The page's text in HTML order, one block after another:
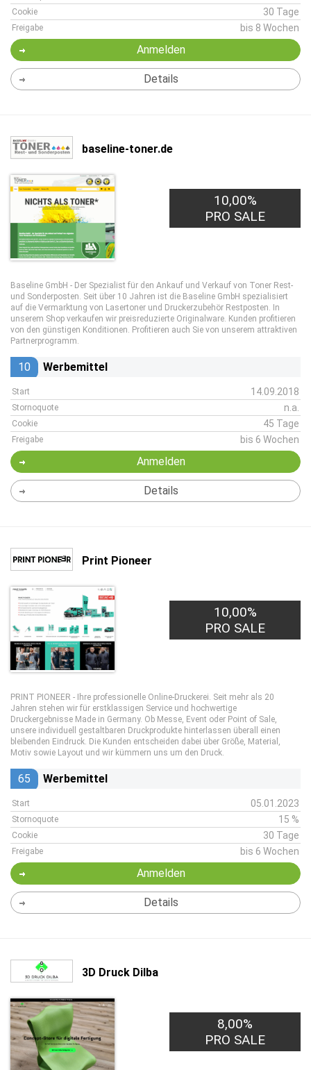
Cookie 30 Tage
Freigabe bis 8 Wochen
Anmelden
Details
baseline-toner.de
10,00%
PRO SALE
Baseline GmbH - Der Spezialist für den Ankauf und Verkauf von Toner Rest-
und Sonderposten. Seit über 10 Jahren ist die Baseline GmbH spezialisiert
auf die Vermarktung von Lasertoner und Druckerzubehör Restposten. In
unserem Shop verkaufen wir preisreduzierte Originalware. Kunden profitieren
von den günstigen Konditionen. Profitieren auch Sie von unserem attraktiven
Partnerprogramm.
10 Werbemittel
Start 14.09.2018
Stornoquote n.a.
Cookie 45 Tage
Freigabe bis 6 Wochen
Anmelden
Details
Print Pioneer
10,00%
PRO SALE
PRINT PIONEER - Ihre professionelle Online-Druckerei. Seit mehr als 20
Jahren stehen wir für erstklassigen Service und hochwertige
Druckergebnisse Made in Germany. Ob Messe, Event oder Point of Sale,
unsere individuell gestaltbaren Druckprodukte hinterlassen überall einen
bleibenden Eindruck. Die Kunden entscheiden dabei über Größe, Material,
Motiv sowie Layout und wir kümmern uns um den Druck.
65 Werbemittel
Start 05.01.2023
Stornoquote 15 %
Cookie 30 Tage
Freigabe bis 6 Wochen
Anmelden
Details
3D Druck Dilba
8,00%
PRO SALE